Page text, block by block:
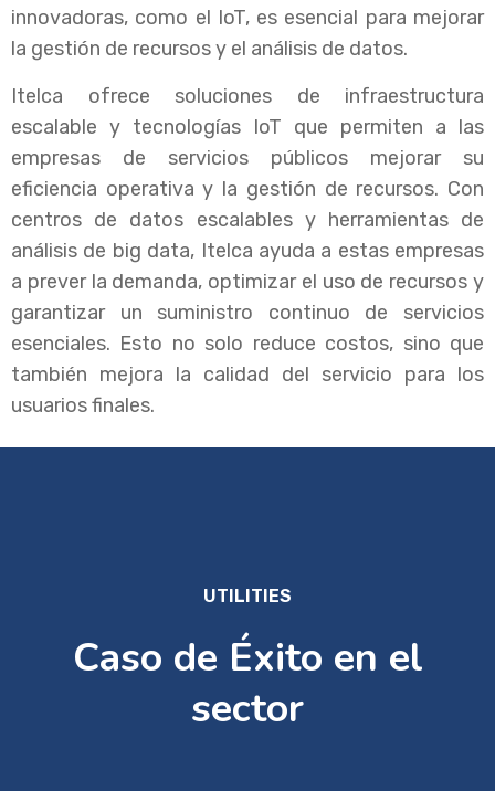
innovadoras, como el IoT, es esencial para mejorar
la gestión de recursos y el análisis de datos.
Itelca ofrece soluciones de infraestructura
escalable y tecnologías IoT que permiten a las
empresas de servicios públicos mejorar su
eficiencia operativa y la gestión de recursos. Con
centros de datos escalables y herramientas de
análisis de big data, Itelca ayuda a estas empresas
a prever la demanda, optimizar el uso de recursos y
garantizar un suministro continuo de servicios
esenciales. Esto no solo reduce costos, sino que
también mejora la calidad del servicio para los
usuarios finales.
UTILITIES
Caso de Éxito en el
sector